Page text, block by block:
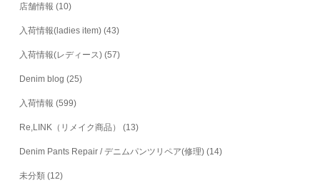
店舗情報 (10)
入荷情報(ladies item) (43)
入荷情報(レディース) (57)
Denim blog (25)
入荷情報 (599)
Re,LINK（リメイク商品） (13)
Denim Pants Repair / デニムパンツリペア(修理) (14)
未分類 (12)